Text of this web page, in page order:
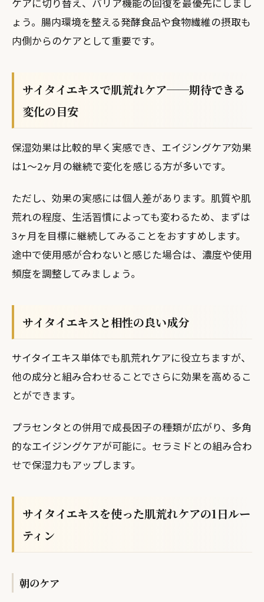
ケアに切り替え、バリア機能の回復を最優先にしまし
ょう。腸内環境を整える発酵食品や食物繊維の摂取も
内側からのケアとして重要です。
サイタイエキスで肌荒れケア──期待できる
変化の目安
保湿効果は比較的早く実感でき、エイジングケア効果
は1〜2ヶ月の継続で変化を感じる方が多いです。
ただし、効果の実感には個人差があります。肌質や肌
荒れの程度、生活習慣によっても変わるため、まずは
3ヶ月を目標に継続してみることをおすすめします。
途中で使用感が合わないと感じた場合は、濃度や使用
頻度を調整してみましょう。
サイタイエキスと相性の良い成分
サイタイエキス単体でも肌荒れケアに役立ちますが、
他の成分と組み合わせることでさらに効果を高めるこ
とができます。
プラセンタとの併用で成長因子の種類が広がり、多角
的なエイジングケアが可能に。セラミドとの組み合わ
せで保湿力もアップします。
サイタイエキスを使った肌荒れケアの1日ルー
ティン
朝のケア